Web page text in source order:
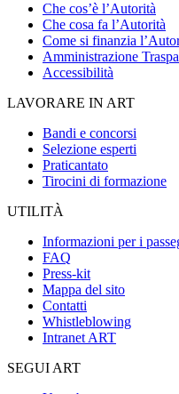
Che cos’è l’Autorità
Che cosa fa l’Autorità
Come si finanzia
Amministrazione
Accessibilità
LAVORARE IN ART
Bandi e concorsi
Selezione esperti
Praticantato
Tirocini di formazione
UTILITÀ
Informazioni per i
FAQ
Press-kit
Mappa del sito
Contatti
Whistleblowing
Intranet ART
SEGUI ART